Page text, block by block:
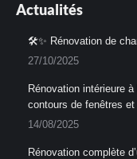
Actualités
🛠️✨ Rénovation de
27/10/2025
Rénovation intérieure
contours de fenêtres et
14/08/2025
Rénovation complète